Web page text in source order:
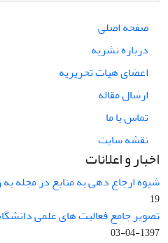
صفحه اصلی
درباره نشریه
اعضای هیات تحریریه
ارسال مقاله
تماس با ما
نقشه سایت
اخبار و اعلانات
شیوه ارجاع دهی به منابع در مجله
19
تصویر جامع فعالیت های علمی
1397-04-03